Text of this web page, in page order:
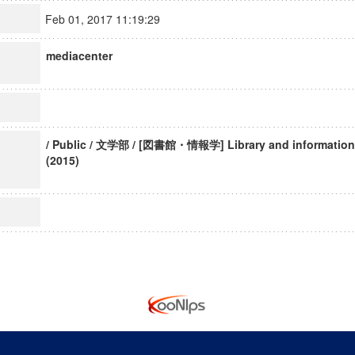
Feb 01, 2017 11:19:29
mediacenter
/ Public / 文学部 / [図書館・情報学] Library and
(2015)